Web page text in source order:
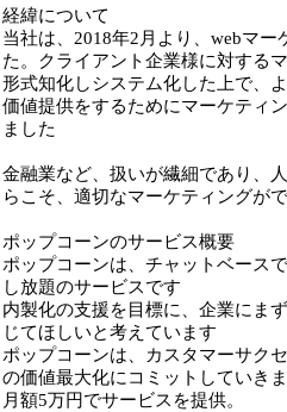
経緯について
当社は、2018年2月より、webマ
た。クライアント企業様に対する
形式知化しシステム化した上で、
価値提供をするためにマーケティ
ました
金融業など、扱いが繊細であり、
らこそ、適切なマーケティングが
ポップコーンのサービス概要
ポップコーンは、チャットベース
し放題のサービスです
内製化の支援を目標に、企業にま
じてほしいと考えています
ポップコーンは、カスタマーサク
の価値最大化にコミットしていき
月額5万円でサービスを提供。